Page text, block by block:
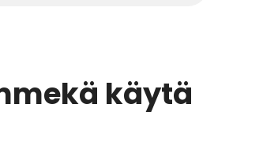
käytä